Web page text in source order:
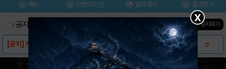
메뉴 이벤트/미션 설치/평가 즐겨찾기
공지사항 진행중인 이벤트0건 ▼ 공지펴기
[공지] 게시판 목록 노출 재변경 안내 0
퀘스트 정리글 (업뎃 중)
X